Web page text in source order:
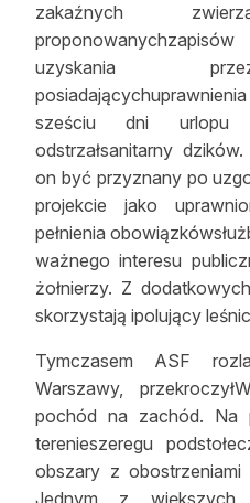
zakaźnych
uzyskania
sześciu dni urlopu
odstrzałsanitarny
on być przyznany po
projekcie jako
pełnienia
ważnego interesu
żołnierzy. Z
skorzystają ipolujący
Tymczasem ASF
Warszawy,
pochód na zachód. Na
terenieszeregu
obszary z
Jednym z większych